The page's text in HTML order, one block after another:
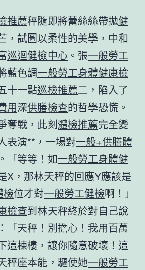
推薦秤隨即將蕾絲絲帶拋健
，試圖以柔性的美學，中和
巡迴健檢中心 。張一般勞工
藍色調一般勞工身體健康檢
十一點巡檢推薦二，陷入了
用深供膳檢查的哲學恐慌。
奪戰，此刻體檢推薦完全變
表演**，一場對一般+供膳體
「等等！如一般勞工身體健
X，那林天秤的回應Y應該是
檢位才對一般勞工健檢啊！」
檢查到林天秤終於對自己說
「天秤！別擔心！我用百萬
這棟樓，讓你隨意破壞！這
秤座本能，驅使她一般勞工